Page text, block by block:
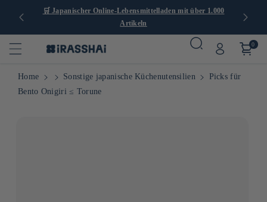
🛒 Japanischer Online-Lebensmittelladen mit über 1.000
Artikeln
0
Home Sonstige japanische Küchenutensilien
Picks für
Bento Onigiri ≤ Torune